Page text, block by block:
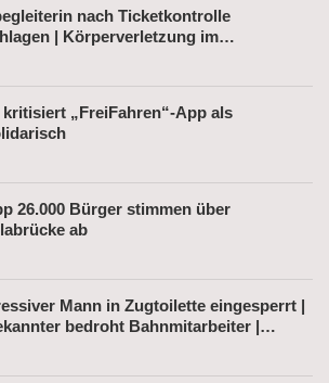
nach Ticketkontrolle
| Körperverletzung im
kritisiert „FreiFahren“-App als
26.000 Bürger stimmen über
ab
Mann in Zugtoilette eingesperrt |
bedroht Bahnmitarbeiter |